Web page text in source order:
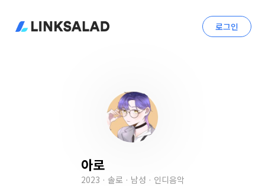
로그인
아로
2023 · 솔로 · 남성 · 인디음악